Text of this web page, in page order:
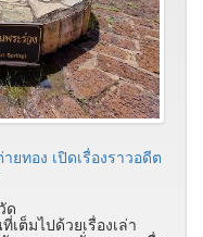
ยทอง เปิดเรื่องราวอดีต
ด
ต็มไปด้วยเรื่องเล่า